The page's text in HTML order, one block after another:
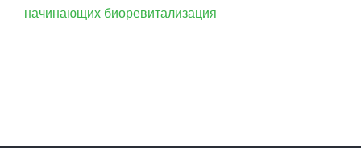
начинающих биоревитализация